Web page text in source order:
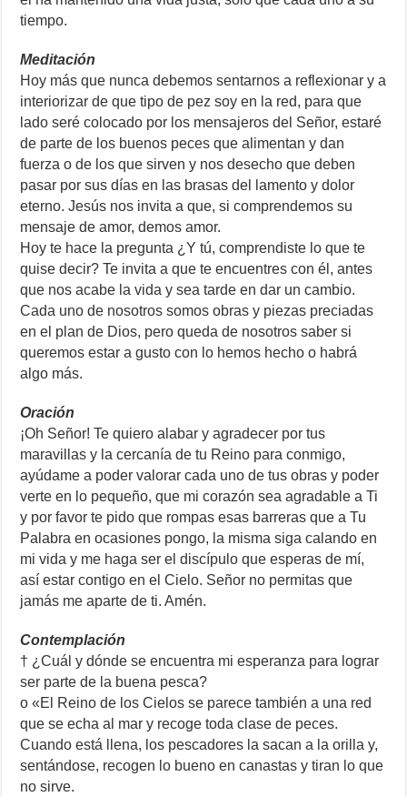
tiempo.
Meditación
Hoy más que nunca debemos sentarnos a reflexionar y a
interiorizar de que tipo de pez soy en la red, para que
lado seré colocado por los mensajeros del Señor, estaré
de parte de los buenos peces que alimentan y dan
fuerza o de los que sirven y nos desecho que deben
pasar por sus días en las brasas del lamento y dolor
eterno. Jesús nos invita a que, si comprendemos su
mensaje de amor, demos amor.
Hoy te hace la pregunta ¿Y tú, comprendiste lo que te
quise decir? Te invita a que te encuentres con él, antes
que nos acabe la vida y sea tarde en dar un cambio.
Cada uno de nosotros somos obras y piezas preciadas
en el plan de Dios, pero queda de nosotros saber si
queremos estar a gusto con lo hemos hecho o habrá
algo más.
Oración
¡Oh Señor! Te quiero alabar y agradecer por tus
maravillas y la cercanía de tu Reino para conmigo,
ayúdame a poder valorar cada uno de tus obras y poder
verte en lo pequeño, que mi corazón sea agradable a Ti
y por favor te pido que rompas esas barreras que a Tu
Palabra en ocasiones pongo, la misma siga calando en
mi vida y me haga ser el discípulo que esperas de mí,
así estar contigo en el Cielo. Señor no permitas que
jamás me aparte de ti. Amén.
Contemplación
† ¿Cuál y dónde se encuentra mi esperanza para lograr
ser parte de la buena pesca?
o «El Reino de los Cielos se parece también a una red
que se echa al mar y recoge toda clase de peces.
Cuando está llena, los pescadores la sacan a la orilla y,
sentándose, recogen lo bueno en canastas y tiran lo que
no sirve.